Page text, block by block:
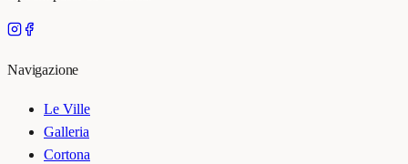
Navigazione
Le Ville
Galleria
Cortona